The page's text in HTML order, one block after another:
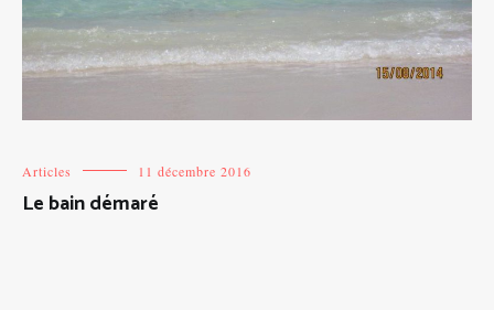
Articles 11 décembre 2016
Le bain démaré